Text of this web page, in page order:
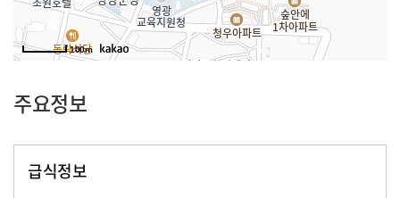
100m
주요정보
급식정보